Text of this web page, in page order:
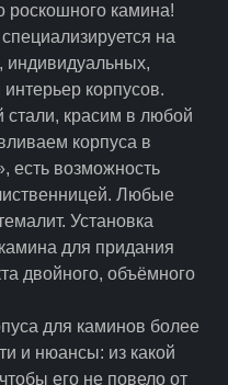
роскошного камина!
на
индивидуальных,
корпусов.
красим в любой
корпуса в
есть возможность
Любые
Установка
для придания
двойного, объёмного
для каминов более
и нюансы: из какой
его не повело от